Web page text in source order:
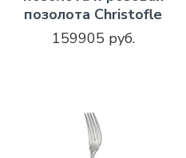
позолота Christofle
159905 руб.